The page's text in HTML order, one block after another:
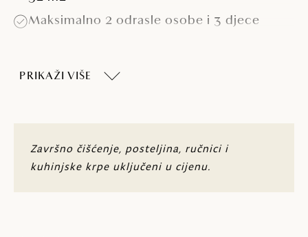
Maksimalno 2 odrasle osobe i 3 djece
Spavaća soba s krevetom (180 x 200 cm)
Sjedeća garnitura (mogućnost korištenja
kao dodatni ležaj 90 x 200 cm)
PRIKAŽI VIŠE
Završno čišćenje, posteljina, ručnici i
kuhinjske krpe uključeni u cijenu.